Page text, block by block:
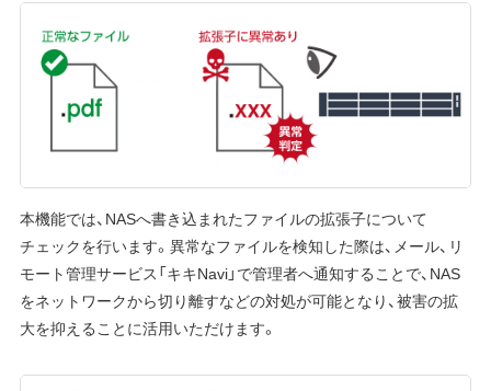
本機能では、NASへ書き込まれたファイルの拡張子について
チェックを行います。異常なファイルを検知した際は、メール、リ
モート管理サービス「キキNavi」で管理者へ通知することで、NAS
をネットワークから切り離すなどの対処が可能となり、被害の拡
大を抑えることに活用いただけます。